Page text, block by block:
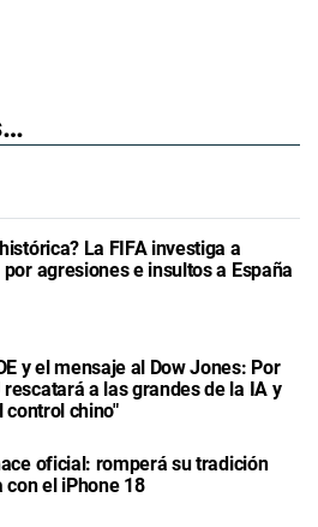
La FIFA investiga a
agresiones e insultos a España
y el mensaje al Dow Jones: Por
rescatará a las grandes de la IA y
control chino"
oficial: romperá su tradición
con el iPhone 18